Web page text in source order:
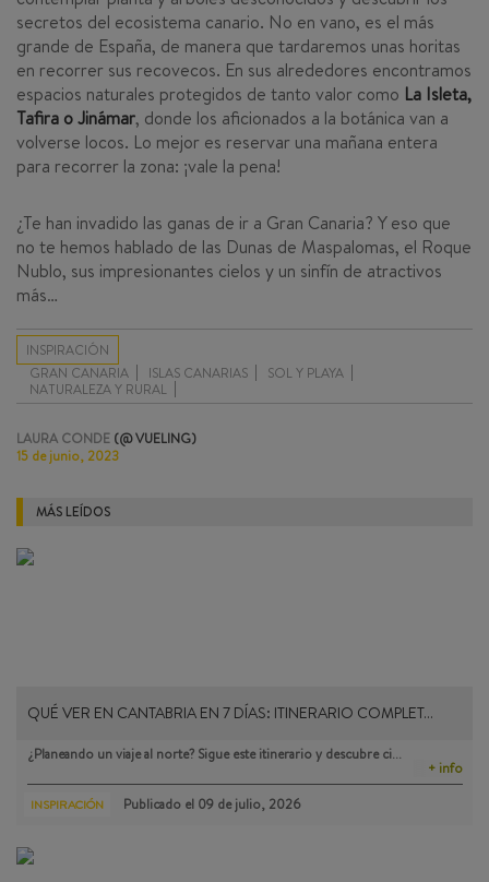
secretos del ecosistema canario. No en vano, es el más
grande de España, de manera que tardaremos unas horitas
en recorrer sus recovecos. En sus alrededores encontramos
espacios naturales protegidos de tanto valor como La Isleta,
Tafira o Jinámar, donde los aficionados a la botánica van a
volverse locos. Lo mejor es reservar una mañana entera
para recorrer la zona: ¡vale la pena!
¿Te han invadido las ganas de ir a Gran Canaria? Y eso que
no te hemos hablado de las Dunas de Maspalomas, el Roque
Nublo, sus impresionantes cielos y un sinfín de atractivos
más…
INSPIRACIÓN
GRAN CANARIA
ISLAS CANARIAS
SOL Y PLAYA
NATURALEZA Y RURAL
LAURA CONDE (@ VUELING)
15 de junio, 2023
MÁS LEÍDOS
QUÉ VER EN CANTABRIA EN 7 DÍAS: ITINERARIO COMPLET…
¿Planeando un viaje al norte? Sigue este itinerario y descubre ci…
+ info
INSPIRACIÓN Publicado el 09 de julio, 2026